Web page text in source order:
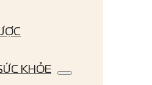
KHỎE